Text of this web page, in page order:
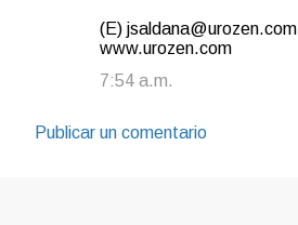
(E) jsaldana@urozen.com
www.urozen.com
7:54 a.m.
Publicar un comentario